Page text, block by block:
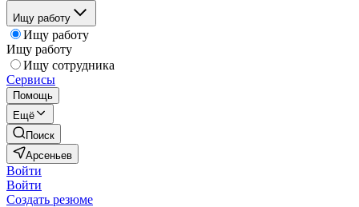
Ищу работу
Ищу работу
Ищу работу
Ищу сотрудника
Сервисы
Помощь
Ещё
Поиск
Арсеньев
Войти
Войти
Создать резюме